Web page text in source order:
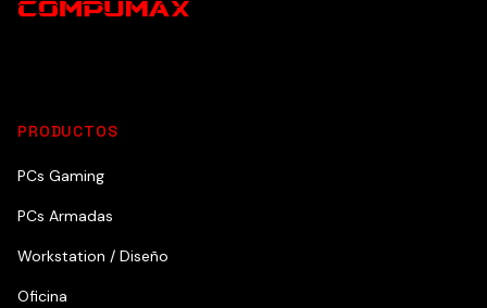
PRODUCTOS
PCs Gaming
PCs Armadas
Workstation / Diseño
Oficina